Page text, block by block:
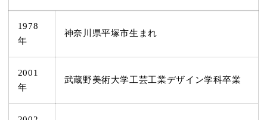
1978
年
神奈川県平塚市生まれ
2001
年
武蔵野美術大学工芸工業デザイン学科卒業